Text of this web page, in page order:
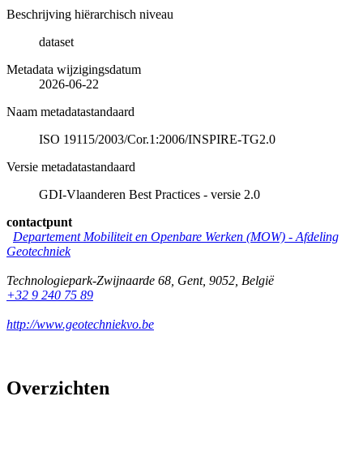
Beschrijving hiërarchisch niveau
dataset
Metadata wijzigingsdatum
2026-06-22
Naam metadatastandaard
ISO 19115/2003/Cor.1:2006/INSPIRE-TG2.0
Versie metadatastandaard
GDI-Vlaanderen Best Practices - versie 2.0
contactpunt
Departement Mobiliteit en Openbare Werken (MOW) - Afdeling
Geotechniek
Technologiepark-Zwijnaarde 68 Gent, 9052 België
+32 9 240 75 89
http://www.geotechniekvo.be
Overzichten